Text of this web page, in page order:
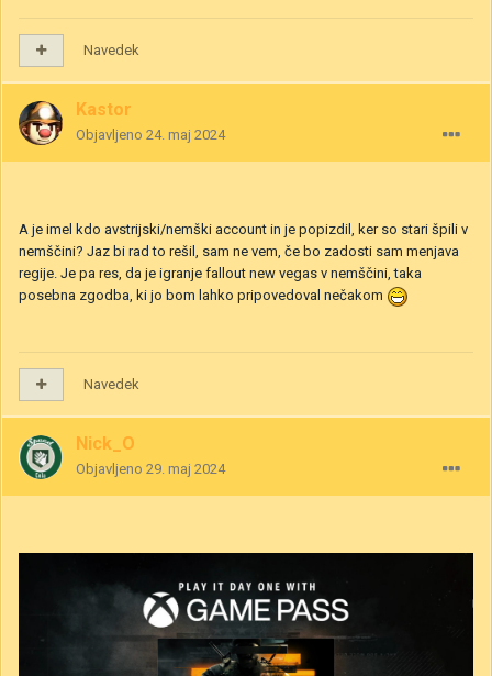
Navedek
Kastor
Objavljeno 24. maj 2024
A je imel kdo avstrijski/nemški account in je popizdil, ker so stari špili v
nemščini? Jaz bi rad to rešil, sam ne vem, če bo zadosti sam menjava
regije. Je pa res, da je igranje fallout new vegas v nemščini, taka
posebna zgodba, ki jo bom lahko pripovedoval nečakom
Navedek
Nick_O
Objavljeno 29. maj 2024